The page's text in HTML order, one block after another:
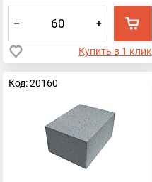
– +
Купить в 1 клик
Код: 20160